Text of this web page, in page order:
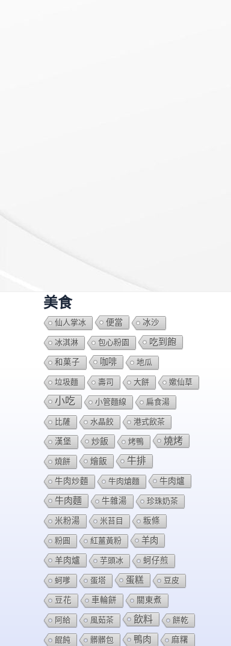
美食
仙人掌冰 便當 冰沙
冰淇淋 包心粉園 吃到飽
和菓子 咖啡 地瓜
垃圾麵 壽司 大餅 嫰仙草
小吃 小管麵線 扁食湯
比薩 水晶餃 港式飲茶
漢堡 炒飯 烤鴨 燒烤
燒餅 燴飯 牛排
牛肉炒麵 牛肉熗麵 牛肉爐
牛肉麵 牛雜湯 珍珠奶茶
米粉湯 米苔目 粄條
粉圓 紅薑黃粉 羊肉
羊肉爐 芋頭冰 蚵仔煎
蚵嗲 蛋塔 蛋糕 豆皮
豆花 車輪餅 關東煮
阿給 風茹茶 飲料 餅乾
餛飩 髒髒包 鴨肉 麻糬